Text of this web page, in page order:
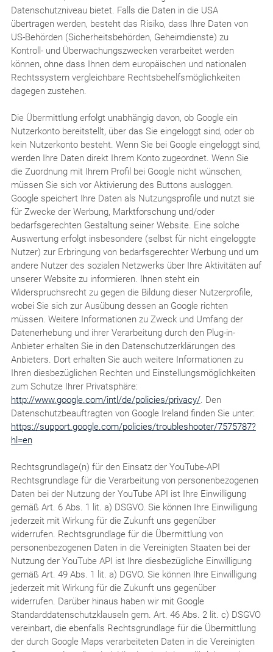
Datenschutzniveau bietet. Falls die Daten in die USA
übertragen werden, besteht das Risiko, dass Ihre Daten von
US-Behörden (Sicherheitsbehörden, Geheimdienste) zu
Kontroll- und Überwachungszwecken verarbeitet werden
können, ohne dass Ihnen dem europäischen und nationalen
Rechtssystem vergleichbare Rechtsbehelfsmöglichkeiten
dagegen zustehen.
Die Übermittlung erfolgt unabhängig davon, ob Google ein
Nutzerkonto bereitstellt, über das Sie eingeloggt sind, oder ob
kein Nutzerkonto besteht. Wenn Sie bei Google eingeloggt sind,
werden Ihre Daten direkt Ihrem Konto zugeordnet. Wenn Sie
die Zuordnung mit Ihrem Profil bei Google nicht wünschen,
müssen Sie sich vor Aktivierung des Buttons ausloggen.
Google speichert Ihre Daten als Nutzungsprofile und nutzt sie
für Zwecke der Werbung, Marktforschung und/oder
bedarfsgerechten Gestaltung seiner Website. Eine solche
Auswertung erfolgt insbesondere (selbst für nicht eingeloggte
Nutzer) zur Erbringung von bedarfsgerechter Werbung und um
andere Nutzer des sozialen Netzwerks über Ihre Aktivitäten auf
unserer Website zu informieren. Ihnen steht ein
Widerspruchsrecht zu gegen die Bildung dieser Nutzerprofile,
wobei Sie sich zur Ausübung dessen an Google richten
müssen. Weitere Informationen zu Zweck und Umfang der
Datenerhebung und ihrer Verarbeitung durch den Plug-in-
Anbieter erhalten Sie in den Datenschutzerklärungen des
Anbieters. Dort erhalten Sie auch weitere Informationen zu
Ihren diesbezüglichen Rechten und Einstellungsmöglichkeiten
zum Schutze Ihrer Privatsphäre:
http://www.google.com/intl/de/policies/privacy/. Den
Datenschutzbeauftragten von Google Ireland finden Sie unter:
https://support.google.com/policies/troubleshooter/7575787?
hl=en
Rechtsgrundlage(n) für den Einsatz der YouTube-API
Rechtsgrundlage für die Verarbeitung von personenbezogenen
Daten bei der Nutzung der YouTube API ist Ihre Einwilligung
gemäß Art. 6 Abs. 1 lit. a) DSGVO. Sie können Ihre Einwilligung
jederzeit mit Wirkung für die Zukunft uns gegenüber
widerrufen. Rechtsgrundlage für die Übermittlung von
personenbezogenen Daten in die Vereinigten Staaten bei der
Nutzung der YouTube API ist Ihre diesbezügliche Einwilligung
gemäß Art. 49 Abs. 1 lit. a) DGVO. Sie können Ihre Einwilligung
jederzeit mit Wirkung für die Zukunft uns gegenüber
widerrufen. Darüber hinaus haben wir mit Google
Standarddatenschutzklauseln gem. Art. 46 Abs. 2 lit. c) DSGVO
vereinbart, die ebenfalls Rechtsgrundlage für die Übermittlung
der durch Google Maps verarbeiteten Daten in die Vereinigten